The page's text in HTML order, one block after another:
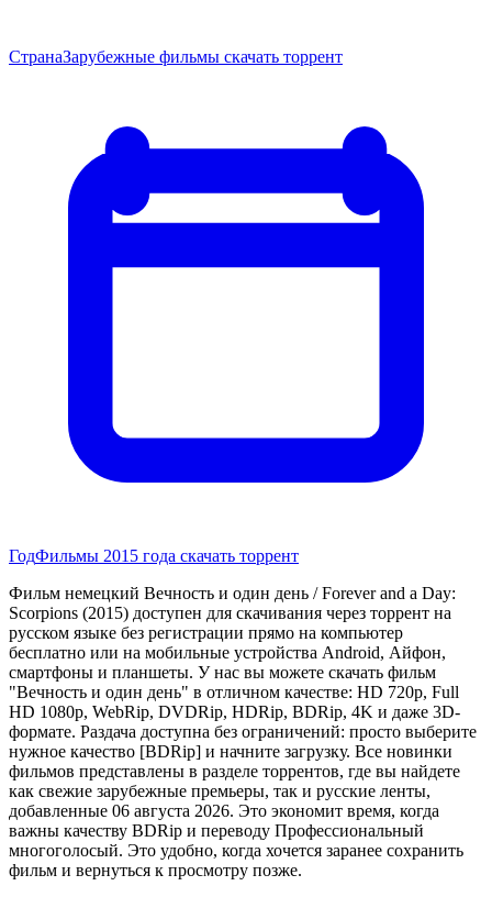
СтранаЗарубежные фильмы скачать торрент
ГодФильмы 2015 года скачать торрент
Фильм немецкий Вечность и один день / Forever and a Day:
Scorpions (2015) доступен для скачивания через торрент на
русском языке без регистрации прямо на компьютер
бесплатно или на мобильные устройства Android, Айфон,
смартфоны и планшеты. У нас вы можете скачать фильм
"Вечность и один день" в отличном качестве: HD 720p, Full
HD 1080p, WebRip, DVDRip, HDRip, BDRip, 4K и даже 3D-
формате. Раздача доступна без ограничений: просто выберите
нужное качество [BDRip] и начните загрузку. Все новинки
фильмов представлены в разделе торрентов, где вы найдете
как свежие зарубежные премьеры, так и русские ленты,
добавленные 06 августа 2026. Это экономит время, когда
важны качеству BDRip и переводу Профессиональный
многоголосый. Это удобно, когда хочется заранее сохранить
фильм и вернуться к просмотру позже.